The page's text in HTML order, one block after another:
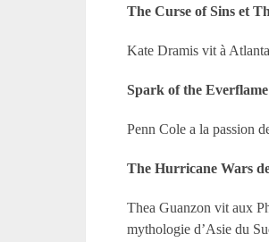
The Curse of Sins et
Kate Dramis vit à
Spark of the
Penn Cole a la passion
The Hurricane Wars
Thea Guanzon vit aux
mythologie d’Asie du